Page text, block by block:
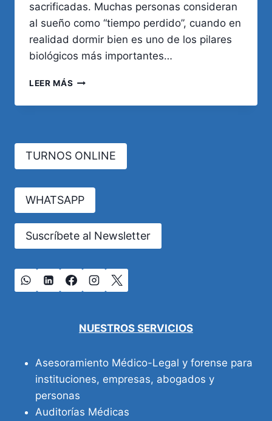
sacrificadas. Muchas personas consideran
al sueño como “tiempo perdido”, cuando en
realidad dormir bien es uno de los pilares
biológicos más importantes…
LEER MÁS
INVISIBLE:
DORMIR
NO
ES
LUJO,
MEJOR
SALUD
TURNOS ONLINE
WHATSAPP
Suscríbete al Newsletter
NUESTROS SERVICIOS
Asesoramiento Médico-Legal y forense para
instituciones, empresas, abogados y
personas
Auditorías Médicas